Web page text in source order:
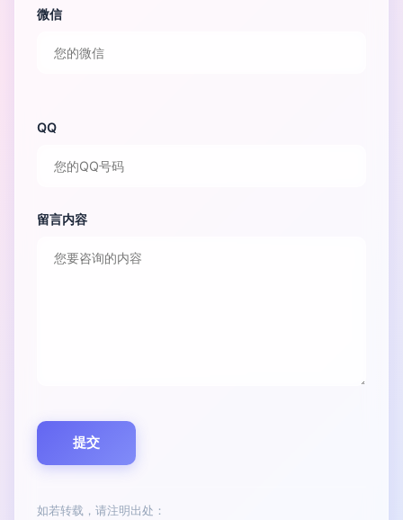
微信
QQ
留言内容
如若转载，请注明出处：